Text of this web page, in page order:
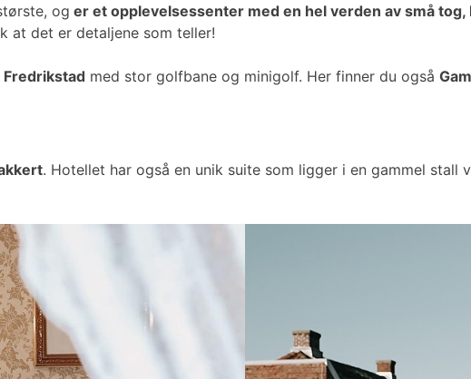
og er et opplevelsessenter med en hel verden av små
at det er detaljene som teller!
med stor golfbane og minigolf. Her finner du også
. Hotellet har også en unik suite som ligger i en gammel stall